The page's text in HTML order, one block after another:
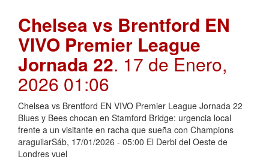
Chelsea vs Brentford EN
VIVO Premier League
Jornada 22. 17 de Enero,
2026 01:06
Chelsea vs Brentford EN VIVO Premier League Jornada 22
Blues y Bees chocan en Stamford Bridge: urgencia local
frente a un visitante en racha que sueña con Champions
araguilarSáb, 17/01/2026 - 05:00 El Derbi del Oeste de
Londres vuel